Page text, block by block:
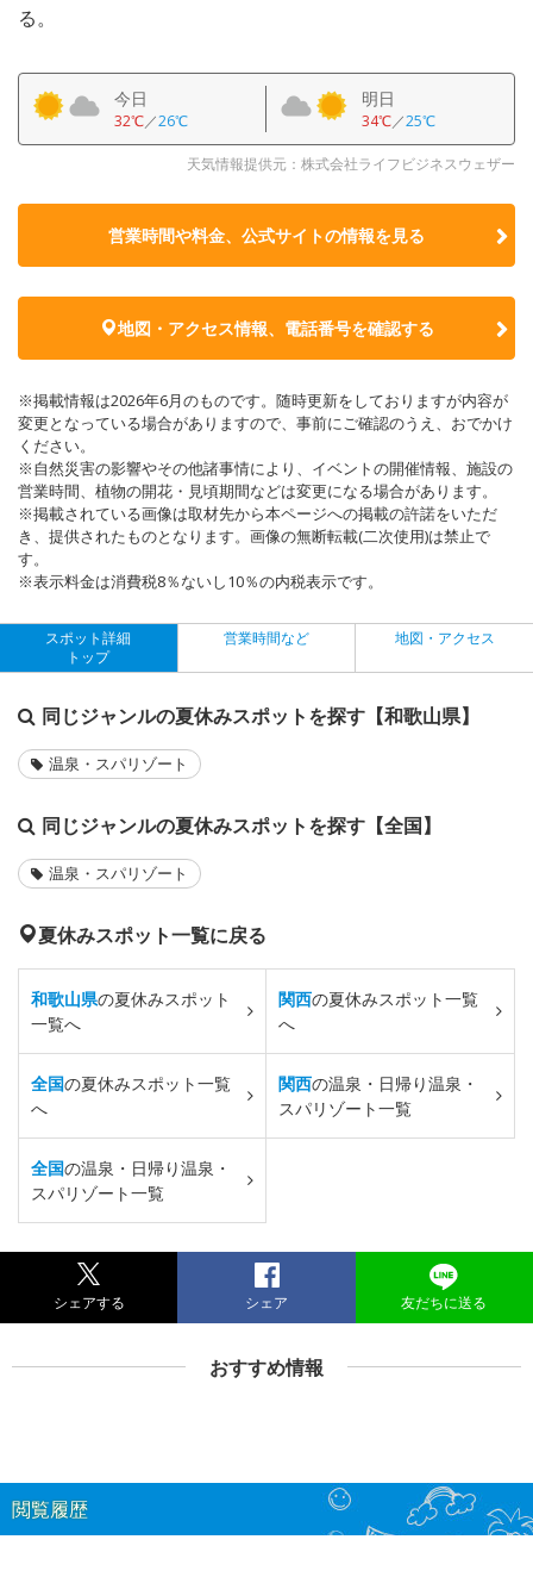
る。
今日
32℃／26℃
明日
34℃／25℃
天気情報提供元：株式会社ライフビジネスウェザー
営業時間や料金、公式サイトの情報を見る
地図・アクセス情報、電話番号を確認する
※掲載情報は2026年6月のものです。随時更新をしておりますが内容が
変更となっている場合がありますので、事前にご確認のうえ、おでかけ
ください。
※自然災害の影響やその他諸事情により、イベントの開催情報、施設の
営業時間、植物の開花・見頃期間などは変更になる場合があります。
※掲載されている画像は取材先から本ページへの掲載の許諾をいただ
き、提供されたものとなります。画像の無断転載(二次使用)は禁止で
す。
※表示料金は消費税8％ないし10％の内税表示です。
スポット詳細
トップ
営業時間など 地図・アクセス
同じジャンルの夏休みスポットを探す【和歌山県】
温泉・スパリゾート
同じジャンルの夏休みスポットを探す【全国】
温泉・スパリゾート
夏休みスポット一覧に戻る
和歌山県の夏休みスポット
一覧へ
関西の夏休みスポット一覧
へ
全国の夏休みスポット一覧
へ
関西の温泉・日帰り温泉・
スパリゾート一覧
全国の温泉・日帰り温泉・
スパリゾート一覧
シェアする シェア 友だちに送る
おすすめ情報
閲覧履歴